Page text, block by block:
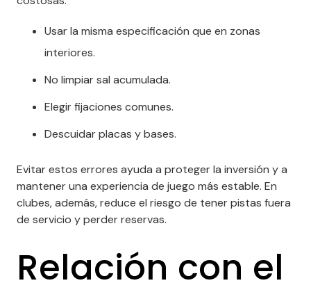
Usar la misma especificación que en zonas
interiores.
No limpiar sal acumulada.
Elegir fijaciones comunes.
Descuidar placas y bases.
Evitar estos errores ayuda a proteger la inversión y a
mantener una experiencia de juego más estable. En
clubes, además, reduce el riesgo de tener pistas fuera
de servicio y perder reservas.
Relación con el